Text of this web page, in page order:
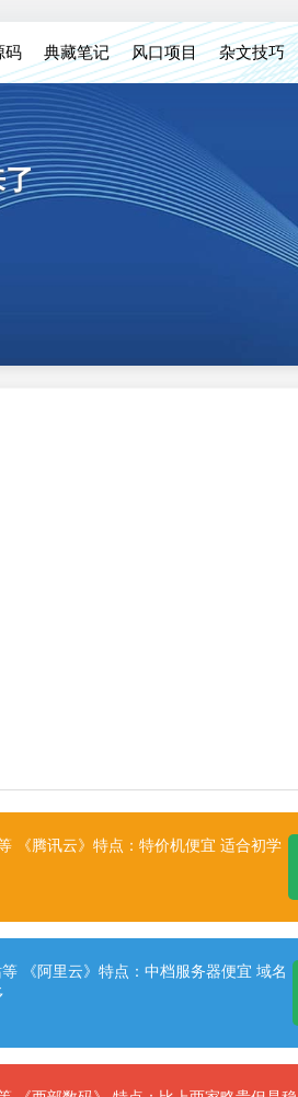
码 典藏笔记 风口项目 杂文技巧
《腾讯云》特点：特价机便宜 适合初学
《阿里云》特点：中档服务器便宜 域名